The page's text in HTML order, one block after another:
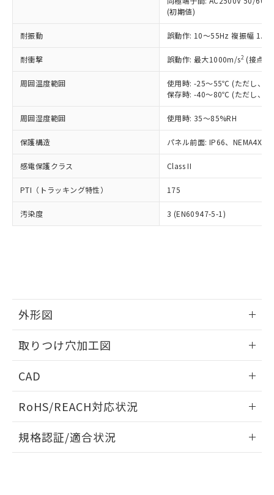
(初期値)
耐振動 誤動作: 10～55Hz 複振幅
耐衝撃 誤動作: 最大1000m/s2 (接点
周囲温度範囲
使用時: -25～55℃ (ただし、氷
保存時: -40～80℃ (ただし、氷
周囲湿度範囲 使用時: 35～85%RH
保護構造 パネル前面: IP66、NEMA4X,
感電保護クラス Class II
PTI（トラッキング特性） 175
汚染度 3 (EN60947-5-1)
外形図
取りつけ穴加工図
CAD
ドすることができます。
ログイン/会員登録
RoHS/REACH対応状況
EU RoHS 注意事項・凡例
規格認証/適合状況
正式な納期状況および標準価格はお客
様のお取引先、またはお客様担当のオ
ムロン制御機器販売店・当社販売員に
オムロン制御機器販売店や当社販売拠
販売ネットワーク
」をご確認
事前の承諾なく第三者に漏洩または開
示しないようお願いします。
マイパーツ機能（部品リスト作成サー
ビス）をご利用いただくには、I-Web
メンバーズにご登録されている必要が
あります。
お客様が当ウェブサイト上で当社にご
登録された部品リストについて、当社
および当社の共同利用者が、当社の製
(PBDE) 1000ppm以下、フタル酸ビス(2-エチルヘキシ
ル) (DEHP)(別名：DOP) 1000ppm以下、フタル酸ブチ
（DBP） 1000ppm以下、フタル酸ジイソブチル
但し、RoHS指令で産業用監視および制御機器に対する
フタル酸エステル類の４物質については閾値を超える意
図的な使用がないことを確認しています。
※2 対応予定月
部品在庫の切り替え状況などにより、予定
月が前後することがあります。
※3 非含有証明書ダウンロード
※本証明書は発行日時点で非含有を証明す
るもので、過去に遡って非含有を証明する
また、RoHS指令のフタル酸エステル類４
物質の対応では、対応完了までの期間は出
荷製品に未対応品が混在することから備考
既に当社にて対応品への在庫切替を完了
していることから、特段のことがない限
り、2022年1月12日より割愛しておりま
ニル類) : 1000ppm、 PBDEs(ポリ臭化ジフェニルエーテ
イソブチル) : 1000ppm、 BBP(フタル酸ブチルベンジ
DEHP(フタル酸ビス(2-エチルヘキシル)) : 1000ppm
「ｅ」：有害物質（10物質）のすべてが基
準値以下であることを示します。
「10」：通常の使用状況下において有害物
質が外部に漏えいし、環境に深刻な影響を
及ぼさない年数を意味します。
い合わせください。
当社は規制貨物を破棄する場合は、完
全に破砕するなど、違法に輸出されな
いよう必要な手段を講じます。
当社は貴社製品を、核兵器、ミサイ
ル、化学兵器、生物兵器またはその他
武器並びにこれらの製造装置等に一切
当社は、貴社製品を第三者に販売する
場合は、上記1、2および3の内容を当
該第三者に通知します。また当社は、
販売先および販売に係わる関係者が違
り引きをいたしません。
一定数以上の在庫あり
一定数には満たないが在庫あり
在庫なし(最新の在庫状況につ
いては、お客様のお取引先、ま
たはお客様担当のオムロン制御
機器販売店・当社販売員にご確
白
受注生産機種、また在庫状況の
情報を公開していない機種